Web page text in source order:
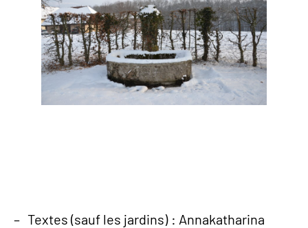
Textes (sauf les jardins) : Annakatharina